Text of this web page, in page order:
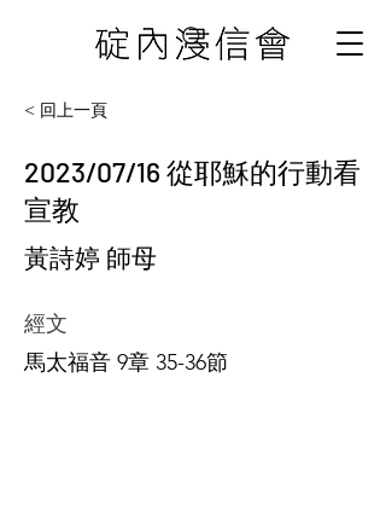
< 回上一頁
2023/07/16 從耶穌的行動看
宣教
黃詩婷 師母
經文
馬太福音 9章 35-36節